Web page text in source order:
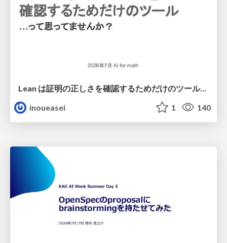
Lean は証明の正しさを確認するためだけのツールって思ってませんか？
inoueasei
1 140